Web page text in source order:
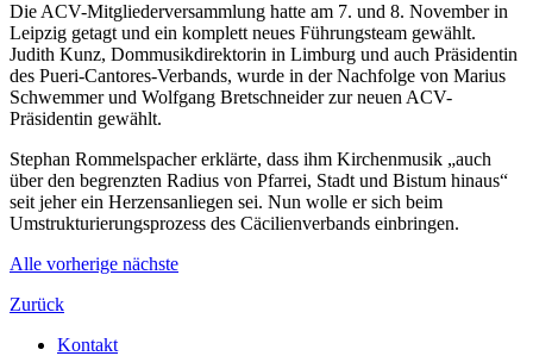
Die ACV-Mitgliederversammlung hatte am 7. und 8. November in
Leipzig getagt und ein komplett neues Führungsteam gewählt.
Judith Kunz, Dommusikdirektorin in Limburg und auch Präsidentin
des Pueri-Cantores-Verbands, wurde in der Nachfolge von Marius
Schwemmer und Wolfgang Bretschneider zur neuen ACV-
Präsidentin gewählt.
Stephan Rommelspacher erklärte, dass ihm Kirchenmusik „auch
über den begrenzten Radius von Pfarrei, Stadt und Bistum hinaus“
seit jeher ein Herzensanliegen sei. Nun wolle er sich beim
Umstrukturierungsprozess des Cäcilienverbands einbringen.
Alle vorherige nächste
Zurück
Kontakt